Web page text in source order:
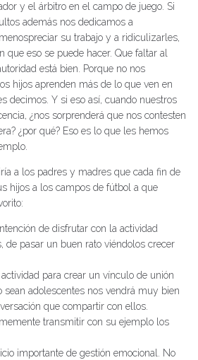
y el árbitro en el campo de juego. Si
además nos dedicamos a
su trabajo y a ridiculizarles,
que eso se puede hacer. Que faltar al
está bien. Porque no nos
hijos aprenden más de lo que ven en
decimos. Y si eso así, cuando nuestros
¿nos sorprenderá que nos contesten
¿por qué? Eso es lo que les hemos
a los padres y madres que cada fin de
hijos a los campos de fútbol a que
de disfrutar con la actividad
de pasar un buen rato viéndolos crecer
para crear un vínculo de unión
sean adolescentes nos vendrá muy bien
que compartir con ellos.
transmitir con su ejemplo los
importante de gestión emocional. No